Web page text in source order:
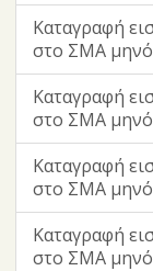
Καταγραφή
στο ΣΜΑ
Καταγραφή
στο ΣΜΑ
Καταγραφή
στο ΣΜΑ
Καταγραφή
στο ΣΜΑ